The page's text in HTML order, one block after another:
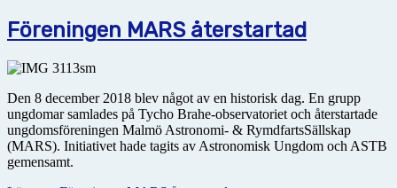
Föreningen MARS återstartad
Den 8 december 2018 blev något av en historisk dag. En grupp
ungdomar samlades på Tycho Brahe-observatoriet och återstartade
ungdomsföreningen Malmö Astronomi- & RymdfartsSällskap
(MARS). Initiativet hade tagits av Astronomisk Ungdom och ASTB
gemensamt.